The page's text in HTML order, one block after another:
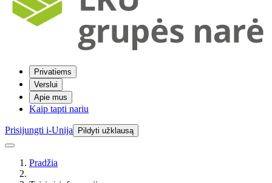
Privatiems
Verslui
Apie mus
Kaip tapti nariu
Prisijungti i-Unija Pildyti užklausą
Pradžia